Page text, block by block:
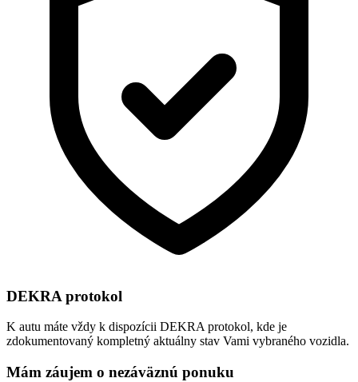
DEKRA protokol
K autu máte vždy k dispozícii DEKRA protokol, kde je
zdokumentovaný kompletný aktuálny stav Vami vybraného vozidla.
Mám záujem o nezáväznú ponuku